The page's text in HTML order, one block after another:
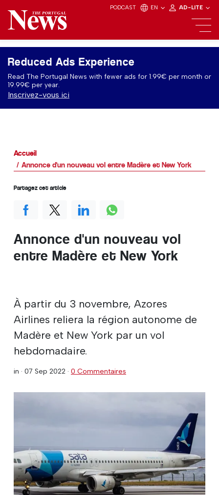
PODCAST EN AD-LITE
Reduced Ads Experience
Read The Portugal News with fewer ads for 1.99€ per month or
19.99€ per year.
Inscrivez-vous ici
Accueil
Annonce d'un nouveau vol entre Madère et New York
Annonce d'un nouveau vol
entre Madère et New York
À partir du 3 novembre, Azores
Airlines reliera la région autonome de
Madère et New York par un vol
hebdomadaire.
in · 07 Sep 2022 · 0 Commentaires
Partagez cet article